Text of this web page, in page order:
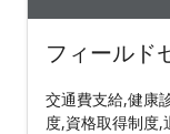
フィールド
交通費支給,健康
度,資格取得制度,